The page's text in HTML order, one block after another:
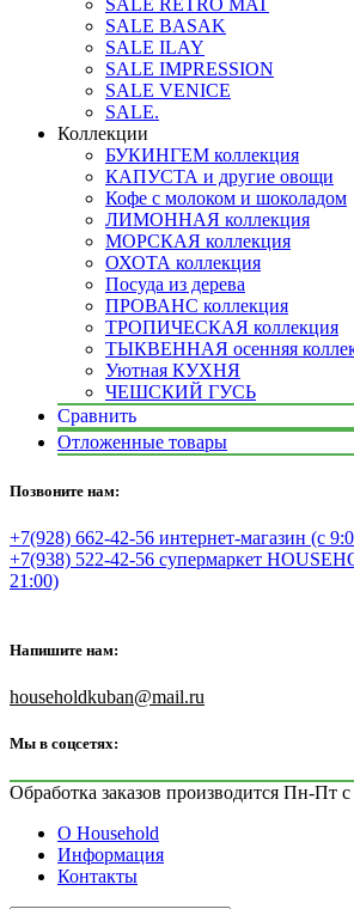
SALE RETRO MAT
SALE BASAK
SALE ILAY
SALE IMPRESSION
SALE VENICE
SALE.
Коллекции
БУКИНГЕМ коллекция
КАПУСТА и другие овощи
Кофе с молоком и шоколадом
ЛИМОННАЯ коллекция
МОРСКАЯ коллекция
ОХОТА коллекция
Посуда из дерева
ПРОВАНС коллекция
ТРОПИЧЕСКАЯ коллекция
ТЫКВЕННАЯ осенняя
Уютная КУХНЯ
ЧЕШСКИЙ ГУСЬ
Сравнить
Отложенные товары
Позвоните нам:
+7(928) 662-42-56 интернет-магазин (с
+7(938) 522-42-56 супермаркет
21:00)
Напишите нам:
householdkuban@mail.ru
Мы в соцсетях:
Обработка заказов производится Пн-Пт
О Household
Информация
Контакты